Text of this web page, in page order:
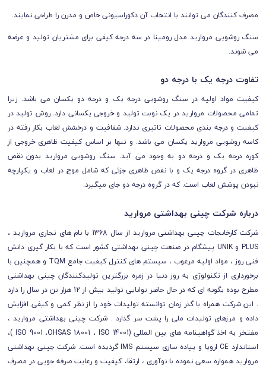
مصرف کنندگان می توانند با انتخاب آن دکوراسیونی خاص و مدرن را طراحی نمایند.
سنگ روشویی مروارید مدل رومینا در سه درجه کیفی برای مشتریان تولید و عرضه
می شوند.
تفاوت درجه یک با درجه دو
کیفیت مواد اولیه در سنگ روشویی درجه یک و درجه دو یکسان می باشد. زیرا
تمامی محصولات مروارید در یک نوبت تولید و خروجی یکسانی دارد. روش تولید در
کیفیت و درجه بندی محصولات تاثیری ندارد. شفافیت و درخشش لعاب بکار رفته در
کاسه روشویی مروارید یکسان می باشد. و تنها بر اساس کیفیت ظاهری خروجی از
کوره درجه یک و درجه دو به وجود می آید. سنگ روشویی مروارید بدون نقص
ظاهری در گروه درجه یک و با نقص ظاهری جزئی که شامل موج در لعاب و یکپارچه
نبودن پوشش لعاب است. که در گروه درجه دو جای میگیرد.
درباره شرکت چینی بهداشتی مروارید
شرکت کارخانجات چینی بهداشتی مروارید از سال 1368 با نام های تجاری مروارید ،
PLUS و UNIK پیشگام در صنعت چینی بهداشتی کشور است که با بکار گیری دانش
فنی روز ، مواد اولیه مرغوب ، سیستم های کنترل کیفیت جامع TQM و همچنین با
برخورداری از تکنولوژی به روز دنیا در زمره بزرگترین تولیدکنندگان چینی بهداشتی
مطرح بوده بگونه ای که در حال حاضر توانایی تولید بیش از 12 هزار تن در سال را دارد
. این شرکت همراه با گذر زمان توانسته تولیدات خود را از نظر کمی و کیفی افزایش
داده و مرزهای تولیدات ملی را پشت سر گذارد . شرکت چینی بهداشتی مروارید ،
مفتخر به اخذ گواهینامه های بین المللی (ISO 9001 ،OHSAS 18001 ، ISO 14001 )،
استاندارد CE اروپا و پیاده سازی سیستم IMS گردیده است. شرکت چینی بهداشتی
مروارید همواره سعی نموده با نوآوری ، ارتقا، کیفیت و رعایت صرفه جویی در مصرف